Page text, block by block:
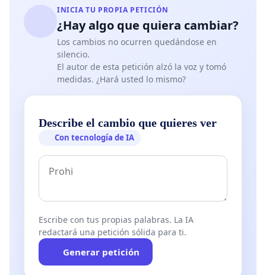
INICIA TU PROPIA PETICIÓN
¿Hay algo que quiera cambiar?
Los cambios no ocurren quedándose en
silencio.
El autor de esta petición alzó la voz y tomó
medidas. ¿Hará usted lo mismo?
Describe el cambio que quieres ver
Con tecnología de IA
Escribe con tus propias palabras. La IA
redactará una petición sólida para ti.
Generar petición